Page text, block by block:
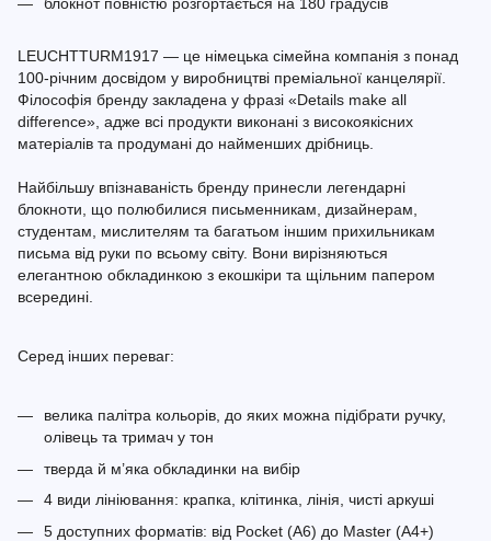
LEUCHTTURM1917 — це німецька сімейна компанія з понад
100-річним досвідом у виробництві преміальної канцелярії.
Філософія бренду закладена у фразі «Details make all
difference», адже всі продукти виконані з високоякісних
матеріалів та продумані до найменших дрібниць.
Найбільшу впізнаваність бренду принесли легендарні
блокноти, що полюбилися письменникам, дизайнерам,
студентам, мислителям та багатьом іншим прихильникам
письма від руки по всьому світу. Вони вирізняються
елегантною обкладинкою з екошкіри та щільним папером
всередині.
Серед інших переваг:
велика палітра кольорів, до яких можна підібрати ручку,
олівець та тримач у тон
тверда й м’яка обкладинки на вибір
4 види лініювання: крапка, клітинка, лінія, чисті аркуші
5 доступних форматів: від Pocket (A6) до Master (A4+)